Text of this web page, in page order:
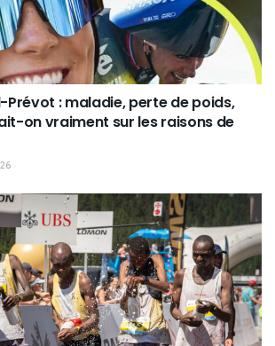
Prévot : maladie, perte de poids,
on vraiment sur les raisons de